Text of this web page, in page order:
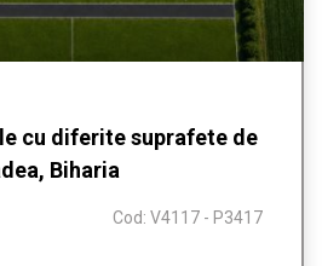
cu diferite suprafete de
Biharia
Cod: V4117 - P3417